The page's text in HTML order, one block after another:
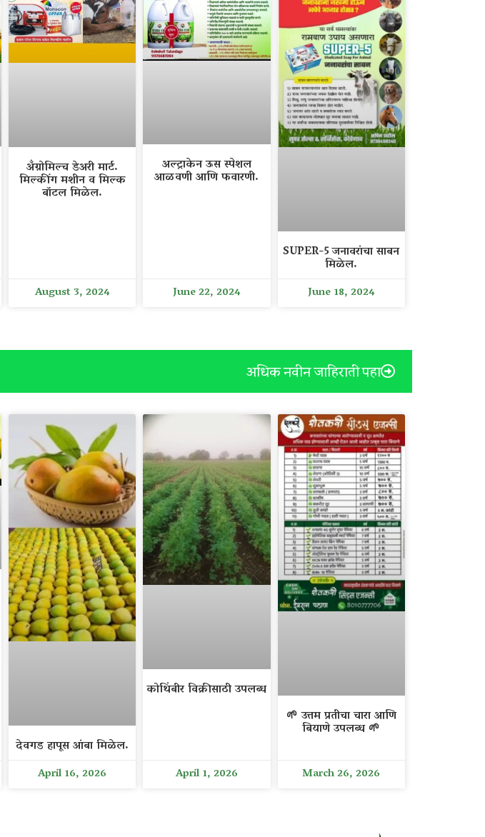
अँग्रोमिल्च डेअरी मार्ट.
मिल्कींग मशीन व मिल्क
बॉटल मिळेल.
August 3, 2024
अल्ट्राकेन ऊस स्पेशल
आळवणी आणि फवारणी.
June 22, 2024
SUPER-5 जनावरांचा साबन
मिळेल.
June 18, 2024
अधिक नवीन जाहिराती पहा
देवगड हापूस आंबा मिळेल.
April 16, 2026
कोथिंबीर विक्रीसाठी उपलब्ध
April 1, 2026
🌱 उत्तम प्रतीचा चारा आणि
बियाणे उपलब्ध 🌱
March 26, 2026